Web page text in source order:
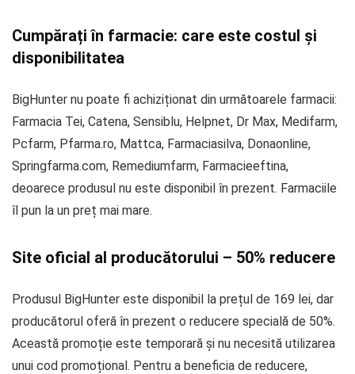
Cumpărați în farmacie: care este costul și
disponibilitatea
BigHunter nu poate fi achiziționat din următoarele farmacii:
Farmacia Tei, Catena, Sensiblu, Helpnet, Dr Max, Medifarm,
Pcfarm, Pfarma.ro, Mattca, Farmaciasilva, Donaonline,
Springfarma.com, Remediumfarm, Farmacieeftina,
deoarece produsul nu este disponibil în prezent. Farmaciile
îl pun la un preț mai mare.
Site oficial al producătorului – 50% reducere
Produsul BigHunter este disponibil la prețul de 169 lei, dar
producătorul oferă în prezent o reducere specială de 50%.
Această promoție este temporară și nu necesită utilizarea
unui cod promoțional. Pentru a beneficia de reducere,